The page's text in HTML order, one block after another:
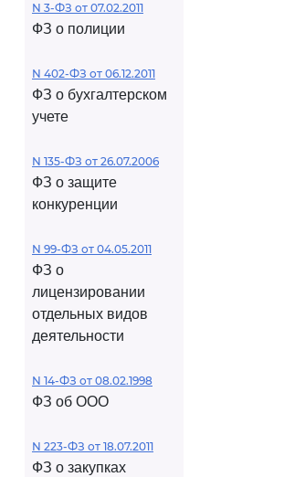
N 3-ФЗ от 07.02.2011
ФЗ о полиции
N 402-ФЗ от 06.12.2011
ФЗ о бухгалтерском
учете
N 135-ФЗ от 26.07.2006
ФЗ о защите
конкуренции
N 99-ФЗ от 04.05.2011
ФЗ о
лицензировании
отдельных видов
деятельности
N 14-ФЗ от 08.02.1998
ФЗ об ООО
N 223-ФЗ от 18.07.2011
ФЗ о закупках